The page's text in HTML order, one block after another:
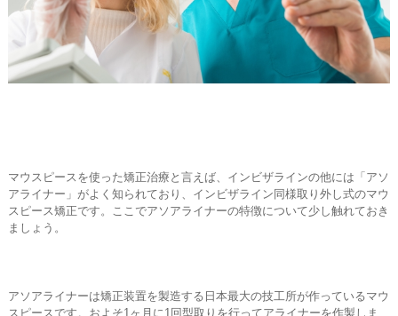
マウスピースを使った矯正治療と言えば、インビザラインの他には「アソ
アライナー」がよく知られており、インビザライン同様取り外し式のマウ
スピース矯正です。ここでアソアライナーの特徴について少し触れておき
ましょう。
アソアライナーは矯正装置を製造する日本最大の技工所が作っているマウ
スピースです。およそ1ヶ月に1回型取りを行ってアライナーを作製しま